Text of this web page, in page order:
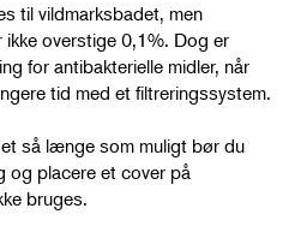
til vildmarksbadet, men
overstige 0,1%. Dog er
for antibakterielle midler, når
tid med et filtreringssystem.
så længe som muligt bør du
og placere et cover på
bruges.